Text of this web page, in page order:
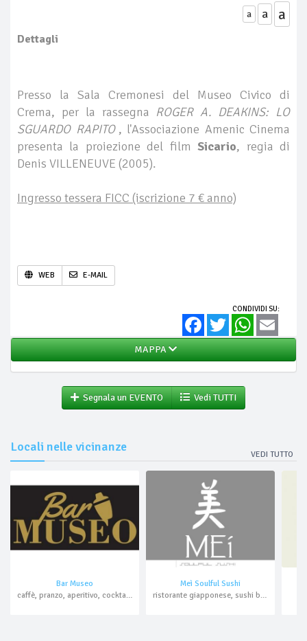
a a a
Dettagli
Presso la Sala Cremonesi del Museo Civico di
Crema, per la rassegna ROGER A. DEAKINS: LO
SGUARDO RAPITO , l'Associazione Amenic Cinema
presenta la proiezione del filmSicario, regia di
Denis VILLENEUVE (2005).
Ingresso tessera FICC (iscrizione 7 € anno)
WEB E-MAIL
CONDIVIDI SU:
FacebookTwitter WhatsApp
MAPPA
Segnala un EVENTO Vedi TUTTI
Locali nelle vicinanze
VEDI TUTTO
Bar Museo
caffè, pranzo, aperitivo, cocktail bar
Meì Soulful Sushi
ristorante giapponese, sushi bar, aperitivo, cocktail bar, asporto, domicilio